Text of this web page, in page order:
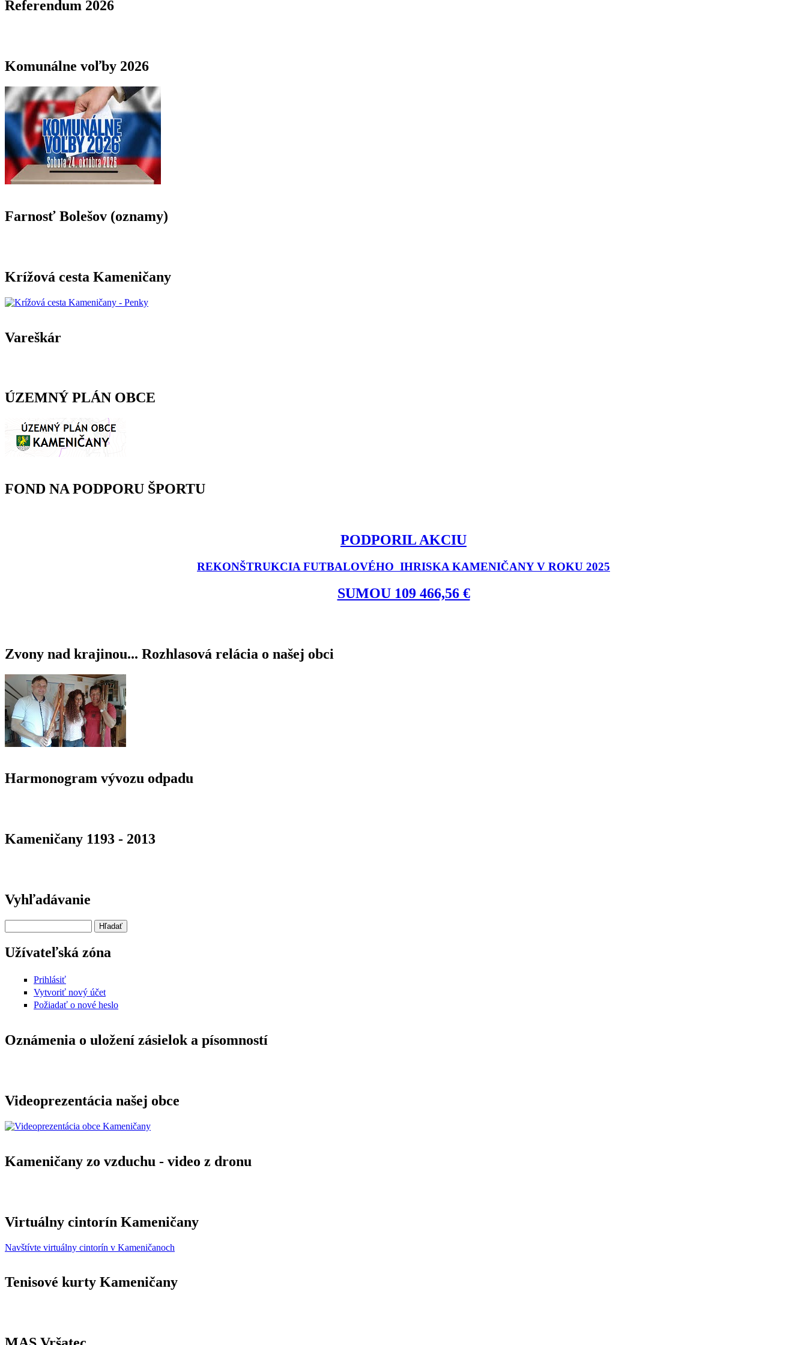
Referendum 2026
Komunálne voľby 2026
Farnosť Bolešov (oznamy)
Krížová cesta Kameničany
Vareškár
ÚZEMNÝ PLÁN OBCE
FOND NA PODPORU ŠPORTU
PODPORIL AKCIU
REKONŠTRUKCIA FUTBALOVÉHO IHRISKA KAMENIČANY V ROKU 2025
SUMOU 109 466,56 €
Zvony nad krajinou... Rozhlasová relácia o našej obci
Harmonogram vývozu odpadu
Kameničany 1193 - 2013
Vyhľadávanie
Užívateľská zóna
Prihlásiť
Vytvoriť nový účet
Požiadať o nové heslo
Oznámenia o uložení zásielok a písomností
Videoprezentácia našej obce
Kameničany zo vzduchu - video z dronu
Virtuálny cintorín Kameničany
Navštívte virtuálny cintorín v Kameničanoch
Tenisové kurty Kameničany